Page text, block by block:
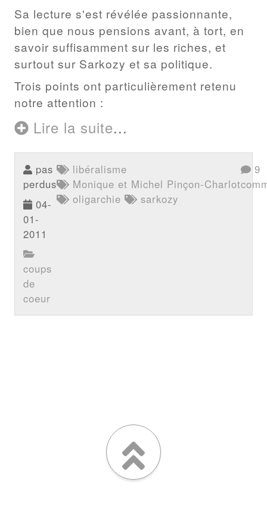
Sa lecture s'est révélée passionnante,
bien que nous pensions avant, à tort, en
savoir suffisamment sur les riches, et
surtout sur Sarkozy et sa politique.
Trois points ont particulièrement retenu
notre attention :
Lire la suite...
pas
perdus
04-
01-
2011
coups
de
coeur
libéralisme
Monique et Michel Pinçon-Charlot
oligarchie
sarkozy
9